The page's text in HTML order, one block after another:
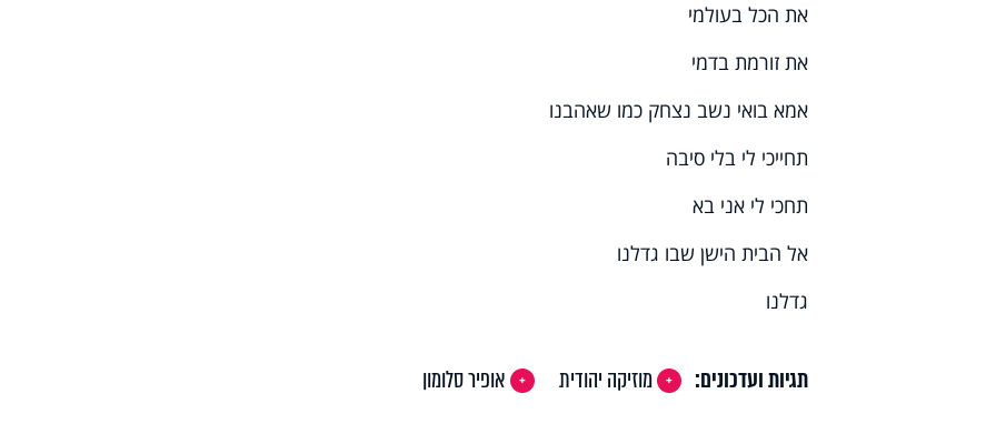
את הכל בעולמי
את זורמת בדמי
אמא בואי נשב נצחק כמו שאהבנו
תחייכי לי בלי סיבה
תחכי לי אני בא
אל הבית הישן שבו גדלנו
גדלנו
תגיות ועדכונים: מוזיקה יהודית אופיר סלומון